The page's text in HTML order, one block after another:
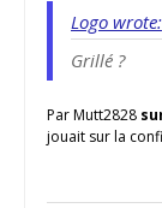
Logo wrote:
Grillé ?
Par Mutt2828
jouait sur la